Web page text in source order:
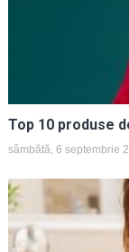
Top 10 produse
sâmbătă, 6 septembrie